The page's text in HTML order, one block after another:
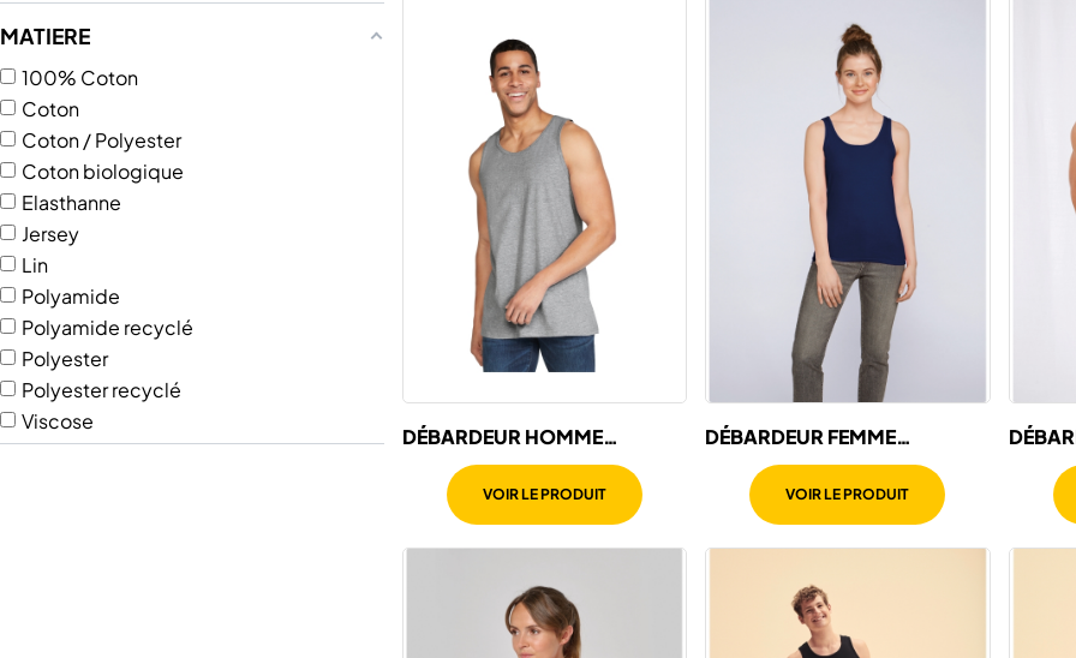
MATIERE
100% Coton
Coton
Coton / Polyester
Coton biologique
Elasthanne
Jersey
Lin
Polyamide
Polyamide recyclé
Polyester
Polyester recyclé
Viscose
DÉBARDEUR HOMME
SOFTSTYLE
VOIR LE PRODUIT
DÉBARDEUR FEMME
SOFTSTYLE
VOIR LE PRODUIT